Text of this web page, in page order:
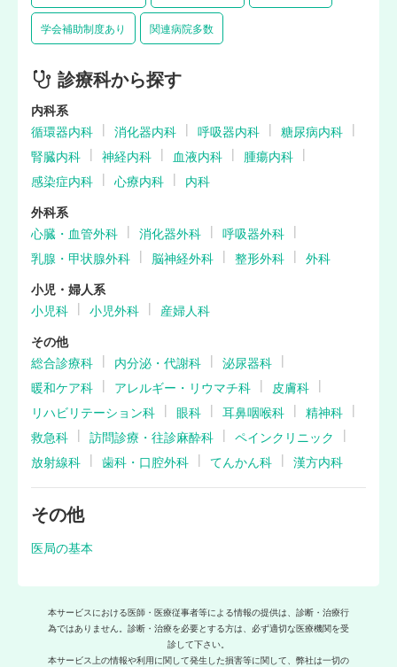
学会補助制度あり 関連病院多数
診療科から探す
内科系
循環器内科
消化器内科 呼吸器内科
糖尿病内科
腎臓内科
神経内科 血液内科
腫瘍内科
感染症内科
心療内科
内科
外科系
心臓・血管外科
消化器外科
呼吸器外科
乳腺・甲状腺外科
脳神経外科 整形外科
外科
小児・婦人系
小児科
小児外科
産婦人科
その他
総合診療科
内分泌・代謝科
泌尿器科
暖和ケア科
アレルギー・リウマチ科
皮膚科
リハビリテーション科
眼科 耳鼻咽喉科
精神科
救急科
訪問診療・往診麻酔科
ペインクリニック
放射線科
歯科・口腔外科 てんかん科 漢方内科
その他
医局の基本
本サービスにおける医師・医療従事者等による情報の提供は、診断・治療行
為ではありません。診断・治療を必要とする方は、必ず適切な医療機関を受
診して下さい。
本サービス上の情報や利用に関して発生した損害等に関して、弊社は一切の